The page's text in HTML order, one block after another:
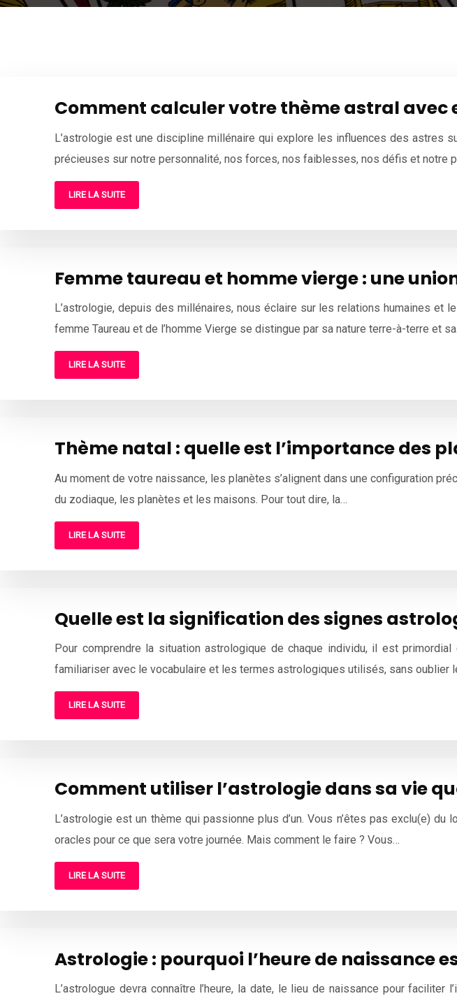
Comment calculer votre thème astral avec
L’astrologie est une discipline millénaire qui explore les influences des astres
précieuses sur notre personnalité, nos forces, nos faiblesses, nos défis et notre
LIRE LA SUITE
Femme taureau et homme vierge : une
L’astrologie, depuis des millénaires, nous éclaire sur les relations humaines
femme Taureau et de l’homme Vierge se distingue par sa nature terre-à-terre et
LIRE LA SUITE
Thème natal : quelle est l’importance des
Au moment de votre naissance, les planètes s’alignent dans une configuration
du zodiaque, les planètes et les maisons. Pour tout dire, la…
LIRE LA SUITE
Quelle est la signification des signes
Pour comprendre la situation astrologique de chaque individu, il est
familiariser avec le vocabulaire et les termes astrologiques utilisés, sans oublier
LIRE LA SUITE
Comment utiliser l’astrologie dans sa vie
L’astrologie est un thème qui passionne plus d’un. Vous n’êtes pas exclu(e)
oracles pour ce que sera votre journée. Mais comment le faire ? Vous…
LIRE LA SUITE
Astrologie : pourquoi l’heure de naissance
L’astrologue devra connaître l’heure, la date, le lieu de naissance pour